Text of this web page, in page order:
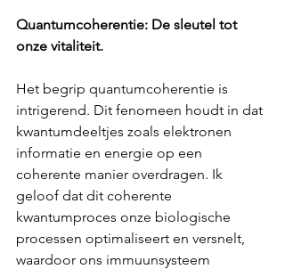
Quantumcoherentie: De sleutel tot
onze vitaliteit.
Het begrip quantumcoherentie is
intrigerend. Dit fenomeen houdt in dat
kwantumdeeltjes zoals elektronen
informatie en energie op een
coherente manier overdragen. Ik
geloof dat dit coherente
kwantumproces onze biologische
processen optimaliseert en versnelt,
waardoor ons immuunsysteem